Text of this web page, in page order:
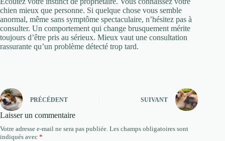
chien mieux que personne. Si quelque chose vous semble
anormal, même sans symptôme spectaculaire, n’hésitez pas à
consulter. Un comportement qui change brusquement mérite
toujours d’être pris au sérieux. Mieux vaut une consultation
rassurante qu’un problème détecté trop tard.
PRÉCÉDENT SUIVANT
Laisser un commentaire
Votre adresse e-mail ne sera pas publiée. Les champs obligatoires sont
indiqués avec *